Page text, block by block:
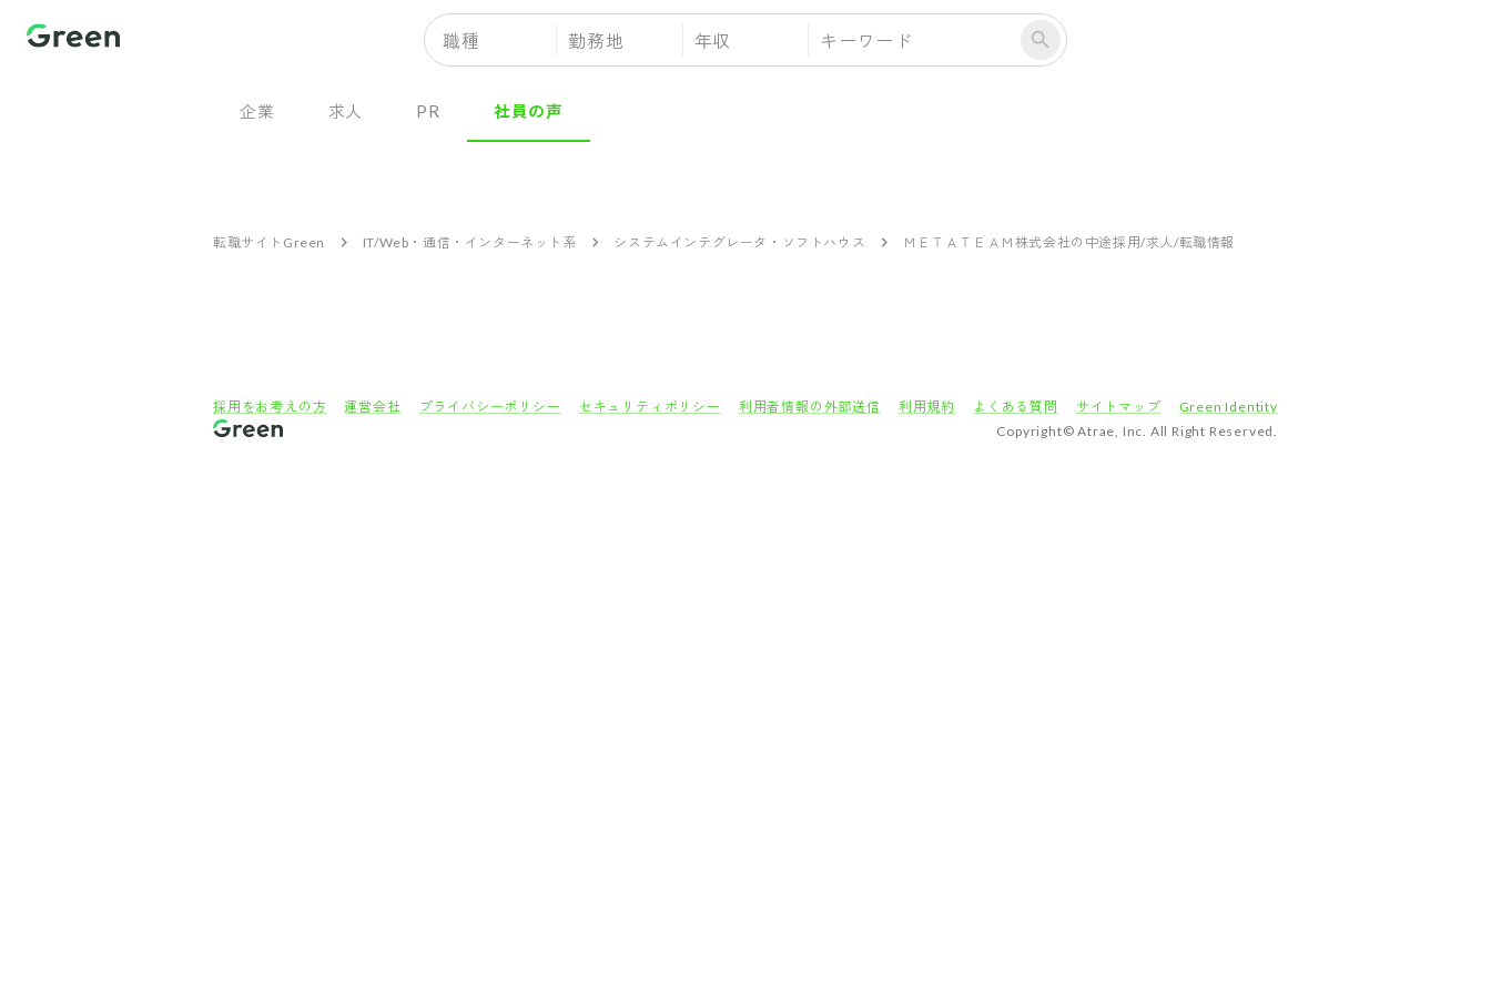
職種 勤務地 年収
企業 求人 PR 社員の声
転職サイトGreen IT/Web・通信・インターネット系 システムインテグレータ・ソフトハウス ＭＥＴＡＴＥＡＭ株式会社の中途採用/求人/転職情報
採用をお考えの方 運営会社 プライバシーポリシー セキュリティポリシー 利用者情報の外部送信 利用規約 よくある質問 サイトマップ
Green Identity
Copyright© Atrae, Inc. All Right Reserved.